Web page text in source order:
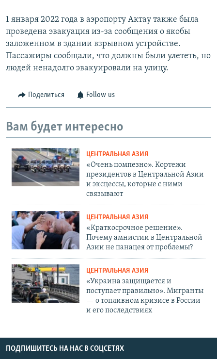
1 января 2022 года в аэропорту Актау также была
проведена эвакуация из-за сообщения о якобы
заложенном в здании взрывном устройстве.
Пассажиры сообщали, что должны были улететь, но
людей ненадолго эвакуировали на улицу.
Поделиться Follow us
Вам будет интересно
ЦЕНТРАЛЬНАЯ АЗИЯ
«Очень помпезно». Кортежи
президентов в Центральной Азии
и эксцессы, которые с ними
связывают
ЦЕНТРАЛЬНАЯ АЗИЯ
«Краткосрочное решение».
Почему амнистии в Центральной
Азии не панацея от проблемы?
ЦЕНТРАЛЬНАЯ АЗИЯ
«Украина защищается и
поступает правильно». Мигранты
— о топливном кризисе в России
и его последствиях
ПОДПИШИТЕСЬ НА НАС В СОЦСЕТЯХ